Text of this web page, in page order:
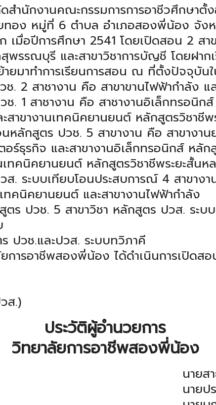
ำนักงานคณะกรรมการการอาชีวศึกษาตั้
อง หมู่ที่ 6 ตำบล อำเภอสองพี่น้อง จัง
เมื่อปีการศึกษา 2541 โดยเปิดสอน 2 สา
พรรณบุรี และสาขาวิชาการบัญชี โดยฝาก
ยมาทำการเรียนการสอน ณ ที่ตั้งปัจจุบัน
2 สาชางาน คือ สาขาขานไฟฟ้ากำลัง แ
. 1 สาชางาน คือ สาชางานอิเล็กทรอนิ
สาขางานเทคนิคยานยนต์ หลักสูตรวิชาชีพ
หลักสูตร ปวช. 5 สาขางาน คือ สาขางา
ร์ธุรกิจ และสาขางานอิเล็กทรอนิกส์ หลั
ทคนิคยานยนต์ หลักสูตรวิชาชีพระยะสั้นห
. ระบบเทียบโอนประสบการณ์ 4 สาขาง
ทคนิคยานยนต์ และสาขางานไฟฟ้ากำลัง
ร ปวช. 5 สาขาวิชา หลักสูตร ปวส. ระบ
ปวช.และปวส. ระบบทวิภาคี
ารอาชีพสองพี่น้อง ได้ดำเนินการเปิดส
ส.)
ประวัติผู้อำนวยการ
วิทยาลัยการอาชีพสองพี่น้อง
นายส
นายป